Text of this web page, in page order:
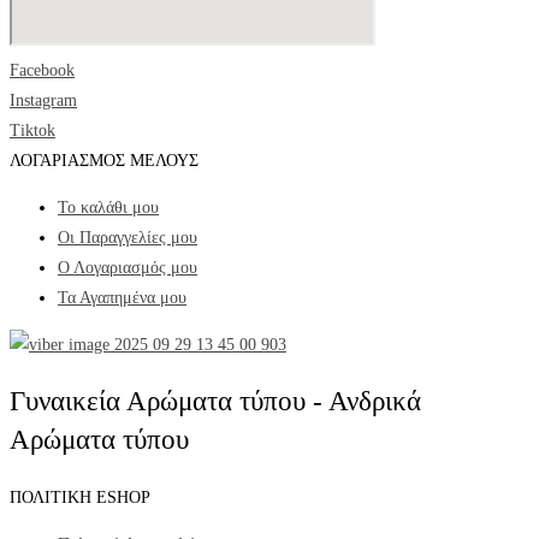
Facebook
Instagram
Tiktok
ΛΟΓΑΡΙΑΣΜΟΣ ΜΕΛΟΥΣ
Το καλάθι μου
Οι Παραγγελίες μου
Ο Λογαριασμός μου
Τα Αγαπημένα μου
Γυναικεία Αρώματα τύπου - Ανδρικά
Αρώματα τύπου
ΠΟΛΙΤΙΚΗ ESHOP